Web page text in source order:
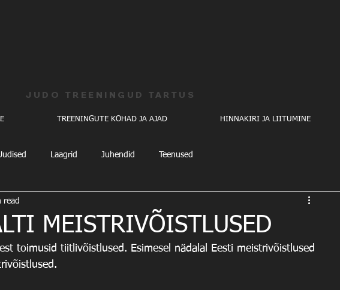
JUDO TREENINGUD TARTUS
TREENINGUTE KOHAD JA AJAD HINNAKIRI JA LIITUMINE
Laagrid Juhendid Teenused
MEISTRIVÕISTLUSED
read
toimusid tiitlivõistlused. Esimesel nädalal Eesti meistrivõistlused